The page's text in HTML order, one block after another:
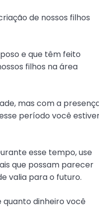
de nossos filhos
e que têm feito
filhos na área
mas com a
período você
esse tempo, use
que possam parecer
valia para o futuro.
quanto dinheiro você